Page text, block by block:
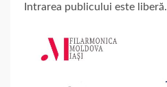
Intrarea publicului este liberă.